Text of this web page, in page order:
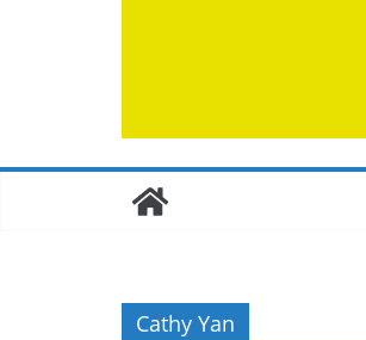
Cathy Yan